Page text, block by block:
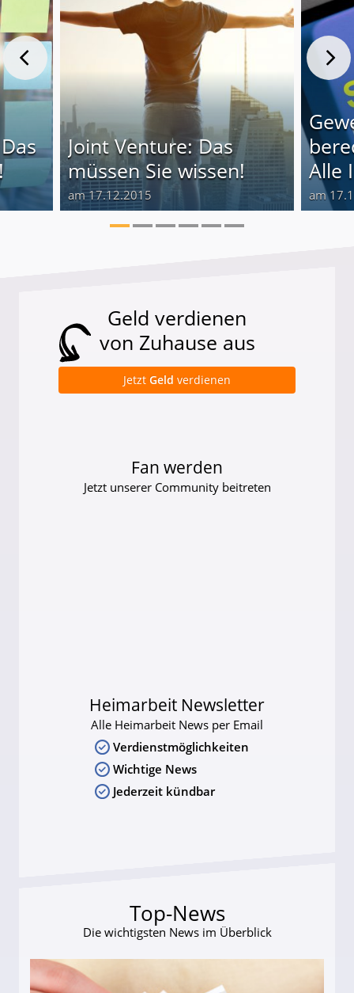
Joint Venture: Das
müssen Sie wissen!
am 17.12.2015
Alle
am
Geld verdienen
von Zuhause aus
Jetzt Geld verdienen
Fan werden
Jetzt unserer Community beitreten
Heimarbeit Newsletter
Alle Heimarbeit News per Email
Verdienstmöglichkeiten
Wichtige News
Jederzeit kündbar
Top-News
Die wichtigsten News im Überblick